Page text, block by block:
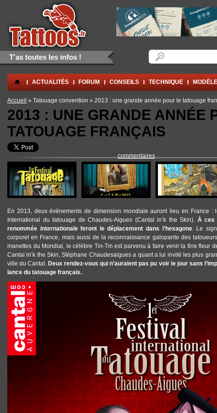
Aller au contenu principal
Skip to navigation
T'as toutes les infos !
. ACTUALITÉS FORUM CONSEILS TECHNIQUE
Vous êtes ici
Accueil » Tatouage convention » 2013 : une grande année pour le tatouage
2013 : UNE GRANDE ANNÉE
TATOUAGE FRANÇAIS
commentaires
En 2013, deux évènements de dimension mondiale auront lieu en France
International du tatouage de Chaudes-Aigues (Cantal in’k the Skin). À ces
renommée internationale feront le déplacement dans l’hexagone. Le
corporel en France, mais aussi de la reconnaissance galopante des
manettes du Mondial, le célèbre Tin-Tin est parvenu à faire venir la fine fleur
Cantal in’k the Skin, Stéphane Chaudesaigues a quant a lui invité les plus
ville du Cantal. Deux rendez-vous qui n’auraient pas pu voir le jour sans
lance du tatouage français.